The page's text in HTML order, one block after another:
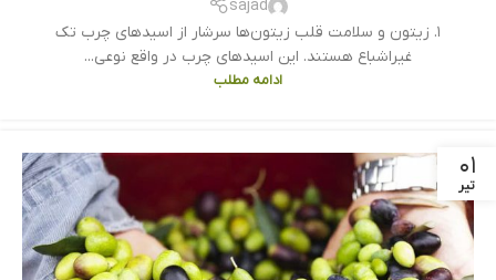
sajad
۱. زیتون‌ و سلامت قلب زیتون‌ها سرشار از اسیدهای چرب تک
غیراشباع هستند. این اسیدهای چرب در واقع نوعی...
ادامه مطلب
۰۱
تیر